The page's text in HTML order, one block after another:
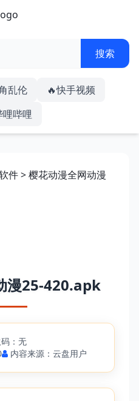
乱伦
🔥快手视频
哩哔哩
件> 樱花动漫全网动漫
漫25-420.apk
：无
内容来源：云盘用户